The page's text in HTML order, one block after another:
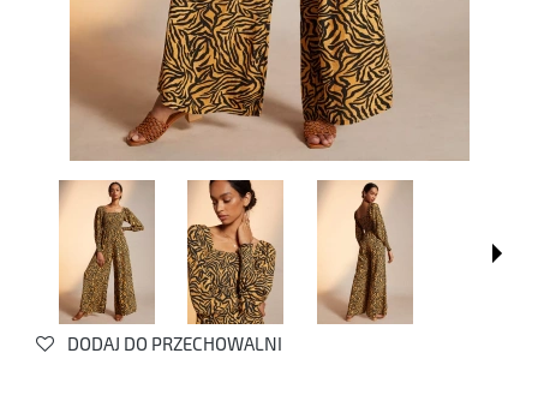
DODAJ DO PRZECHOWALNI